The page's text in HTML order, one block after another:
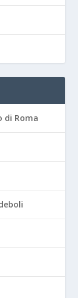
di Roma